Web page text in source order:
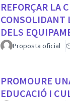
REFORÇAR LA
CONSOLIDANT
DELS
PROJECTES
Proposta oficial
PROMOURE
EDUCACIÓ I